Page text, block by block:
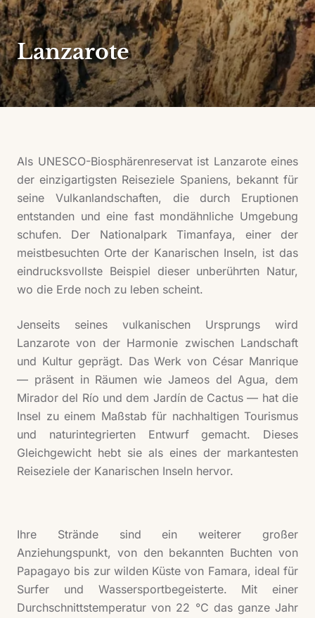
Lanzarote
Als UNESCO-Biosphärenreservat ist Lanzarote eines
der einzigartigsten Reiseziele Spaniens, bekannt für
seine Vulkanlandschaften, die durch Eruptionen
entstanden und eine fast mondähnliche Umgebung
schufen. Der Nationalpark Timanfaya, einer der
meistbesuchten Orte der Kanarischen Inseln, ist das
eindrucksvollste Beispiel dieser unberührten Natur,
wo die Erde noch zu leben scheint.
Jenseits seines vulkanischen Ursprungs wird
Lanzarote von der Harmonie zwischen Landschaft
und Kultur geprägt. Das Werk von César Manrique
— präsent in Räumen wie Jameos del Agua, dem
Mirador del Río und dem Jardín de Cactus — hat die
Insel zu einem Maßstab für nachhaltigen Tourismus
und naturintegrierten Entwurf gemacht. Dieses
Gleichgewicht hebt sie als eines der markantesten
Reiseziele der Kanarischen Inseln hervor.
Ihre Strände sind ein weiterer großer
Anziehungspunkt, von den bekannten Buchten von
Papagayo bis zur wilden Küste von Famara, ideal für
Surfer und Wassersportbegeisterte. Mit einer
Durchschnittstemperatur von 22 °C das ganze Jahr